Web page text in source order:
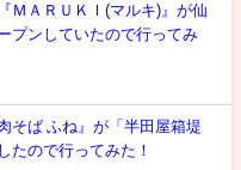
ＭＡＲＵＫＩ(マルキ)』が仙
プンしていたので行ってみ
そば ふね』が「半田屋箱堤
たので行ってみた！